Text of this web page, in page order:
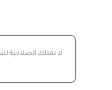
لا تمتلك الصلاحية